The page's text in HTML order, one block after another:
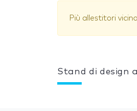
Più allestitori
Stand di design